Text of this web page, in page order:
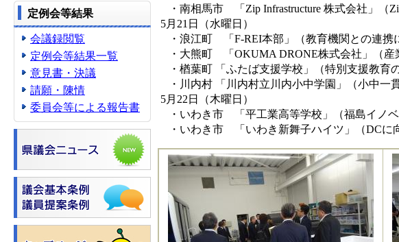
定例会等結果
会議録閲覧
定例会等結果一覧
意見書・決議
請願・陳情
委員会等による報告書
・南相馬市 「Zip Infrastructure 株式会社」（
5月21日（水曜日）
・浪江町 「F-REI本部」（教育機関との連携
・大熊町 「OKUMA DRONE株式会社」（産
・楢葉町 「ふたば支援学校」（特別支援教育
・川内村 「川内村立川内小中学園」（小中一
5月22日（木曜日）
・いわき市 「平工業高等学校」（福島イノベ
・いわき市 「いわき新舞子ハイツ」（DCに